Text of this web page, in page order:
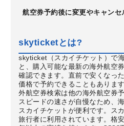
航空券予約後に変更やキャンセ
skyticketとは?
skyticket（スカイチケット）で
と、購入可能な最新の海外航空
確認できます。直前で安くなっ
価格で予約できることもありま
外航空券検索は他の海外航空券
スピードの速さが自慢なため、
スカイチケットが便利です。ス
旅行者に利用されています。格